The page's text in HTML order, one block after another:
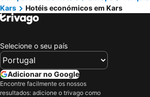
Kars
Hotéis económicos em Kars
Selecione o seu país
Adicionar no Google
Encontre facilmente os nossos
resultados: adicione o trivago como